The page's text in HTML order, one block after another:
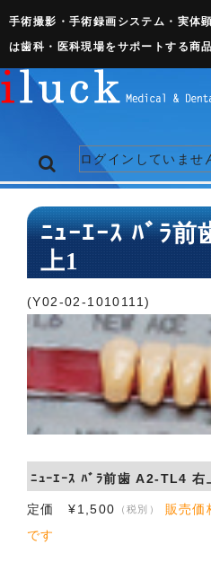
手術撮影・手術録画システム・実体
は歯科・医科現場をサポートする商
ログインしていませ
トップページ
ネット販売ページ
歯科関連機器
術野撮影キット
3D実体顕微鏡
会社概要
お問い合わせ
ﾆｭｰｴｰｽ ﾊﾞﾗ
上1
(Y02-02-1010111)
ﾆｭｰｴｰｽ ﾊﾞﾗ前歯 A2-TL4 右
定価 ¥1,500 （税別）
販売価
です